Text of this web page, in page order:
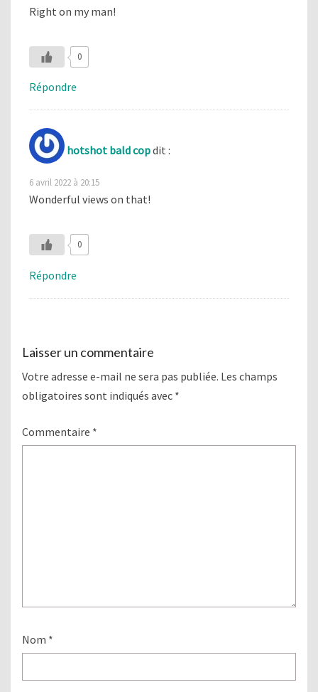
Right on my man!
0
Répondre
hotshot bald copdit :
6 avril 2022 à 20:15
Wonderful views on that!
0
Répondre
Laisser un commentaire
Votre adresse e-mail ne sera pas publiée. Les champs
obligatoires sont indiqués avec *
Commentaire *
Nom *